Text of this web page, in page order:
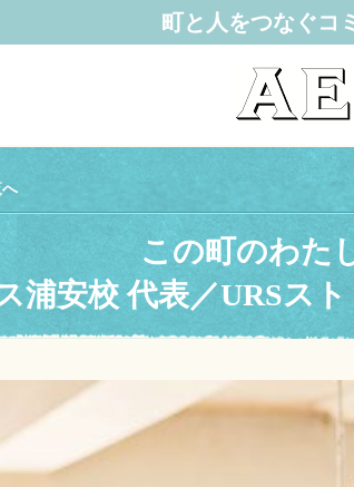
町と人をつなぐコ
へ
この町のわた
浦安校 代表／URSス